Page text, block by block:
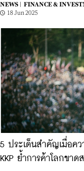
NEWS |
FINANCE &
18 Jun 2025
5 ประเด็นสำคัญเมื่อค
KKP ย้ำการค้าโลกขา